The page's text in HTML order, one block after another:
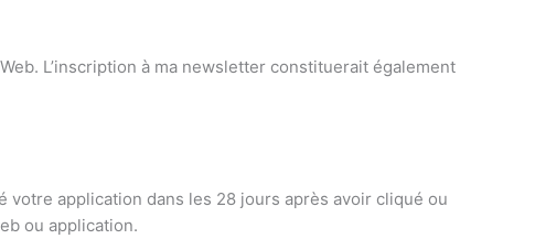
L’inscription à ma newsletter constituerait également
application dans les 28 jours après avoir cliqué ou
ou application.